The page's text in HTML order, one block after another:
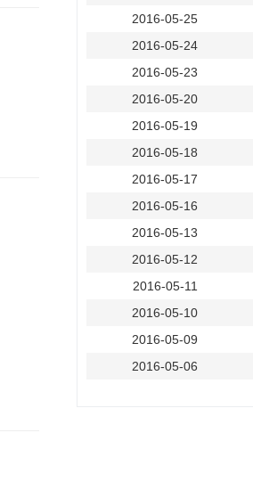
2016-05-25
2016-05-24
2016-05-23
2016-05-20
2016-05-19
2016-05-18
2016-05-17
2016-05-16
2016-05-13
2016-05-12
2016-05-11
2016-05-10
2016-05-09
2016-05-06